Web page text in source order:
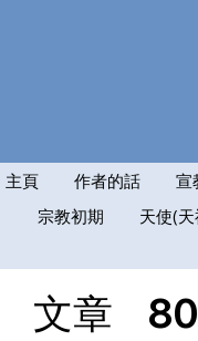
主頁 作者的話 宣
宗教初期
天使(天
文章